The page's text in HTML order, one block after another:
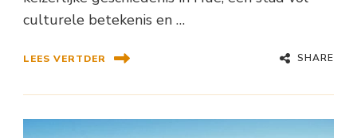
culturele betekenis en …
LEES VERTDER SHARE